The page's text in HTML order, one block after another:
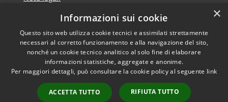
Dichiarazione di accessibilità
Accessibilità
Copyright © 2026 • Comune di
Ciminà • Powered by
Municipium•
Accesso
×
Informazioni sui cookie
Questo sito web utilizza cookie tecnici e assimilati strettamente
necessari al corretto funzionamento e alla navigazione del sito,
nonché un cookie tecnico analitico al solo fine di elaborare
informazioni statistiche, aggregate e anonime.
Per maggiori dettagli, può consultare la cookie policy al seguente link
ACCETTA TUTTO RIFIUTA TUTTO